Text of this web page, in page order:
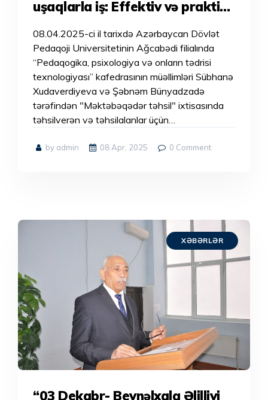
uşaqlarla iş: Effektiv və praktik
keçirilib.
08.04.2025-ci il tarixdə Azərbaycan Dövlət
Pedaqoji Universitetinin Ağcabədi filialında
“Pedaqogika, psixologiya və onların tədrisi
texnologiyası” kafedrasının müəllimləri Sübhanə
Xudaverdiyeva və Şəbnəm Bünyadzadə
tərəfindən "Məktəbəqədər təhsil" ixtisasında
təhsilverən və təhsilalanlar üçün…
by admin 08 Apr, 2025 0 Comment
XƏBƏRLƏR
“03 Dekabr- Beynəlxalq Əlilliyi